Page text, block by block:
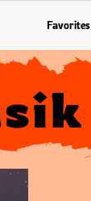
Favorites